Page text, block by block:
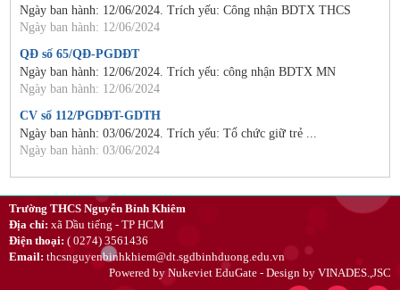
Ngày ban hành: 12/06/2024. Trích yếu: Công nhận BDTX THCS
Ngày ban hành: 12/06/2024
QĐ số 65/QĐ-PGDĐT
Ngày ban hành: 12/06/2024. Trích yếu: công nhận BDTX MN
Ngày ban hành: 12/06/2024
CV số 112/PGDĐT-GDTH
Ngày ban hành: 03/06/2024. Trích yếu: Tổ chức giữ trẻ ...
Ngày ban hành: 03/06/2024
Trường THCS Nguyễn Bỉnh Khiêm
Địa chỉ: xã Dầu tiếng - TP HCM
Điện thoại: ( 0274) 3561436
Email: thcsnguyenbinhkhiem@dt.sgdbinhduong.edu.vn
Powered by Nukeviet EduGate - Design by VINADES.,JSC